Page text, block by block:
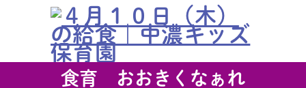
食育 おおきくなぁれ